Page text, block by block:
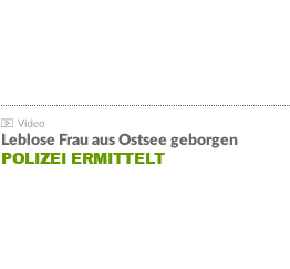
Leblose Frau aus Ostsee geborgen
POLIZEI ERMITTELT